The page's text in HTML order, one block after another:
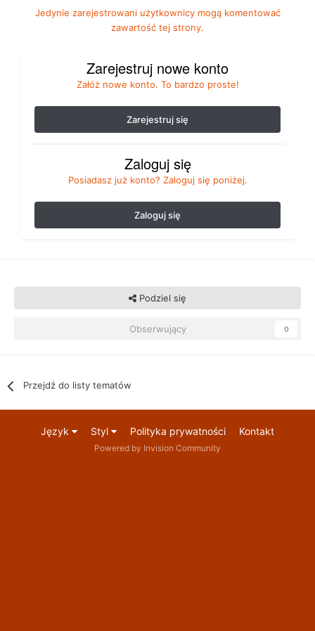
Jedynie zarejestrowani użytkownicy mogą komentować
zawartość tej strony.
Zarejestruj nowe konto
Załóż nowe konto. To bardzo proste!
Zarejestruj się
Zaloguj się
Posiadasz już konto? Zaloguj się poniżej.
Zaloguj się
Podziel się
Obserwujący 0
Przejdź do listy tematów
Język Styl Polityka prywatności Kontakt
Powered by Invision Community